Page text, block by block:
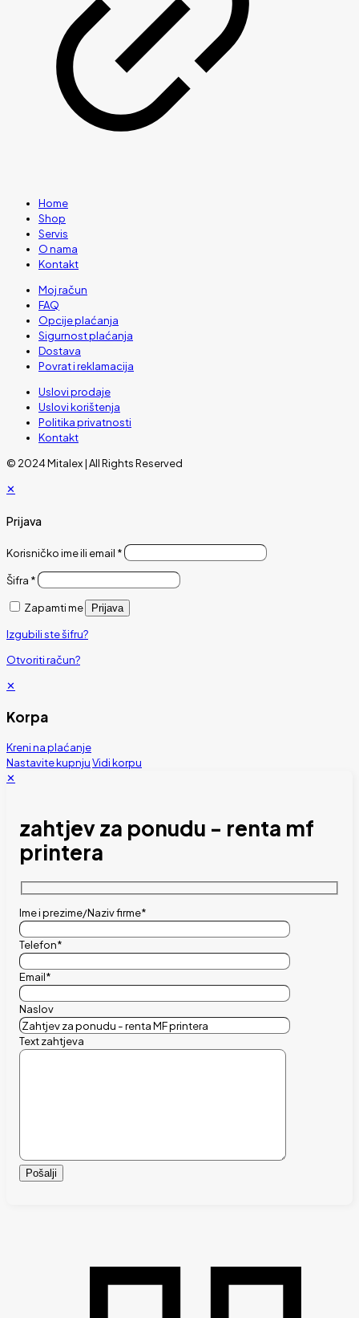
Home
Shop
Servis
O nama
Kontakt
Moj račun
FAQ
Opcije plaćanja
Sigurnost plaćanja
Dostava
Povrat i reklamacija
Uslovi prodaje
Uslovi korištenja
Politika privatnosti
Kontakt
© 2024 Mitalex | All Rights Reserved
✕
Prijava
Korisničko ime ili email *
Šifra *
Zapamti me Prijava
Izgubili ste šifru?
Otvoriti račun?
✕
Korpa
Kreni na plaćanje
Nastavite kupnjuVidi korpu
✕
zahtjev za ponudu - renta mf
printera
Ime i prezime/Naziv firme*
Telefon*
Email*
Naslov
Text zahtjeva